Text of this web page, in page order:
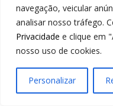
navegação, veicular
analisar nosso tráfego.
Privacidade e clique em
nosso uso de cookies.
Personalizar
Loja 1A99 –
Via Conselheiro Antonio
Barretos/SP
19
97407-5840
COMO CHEGAR